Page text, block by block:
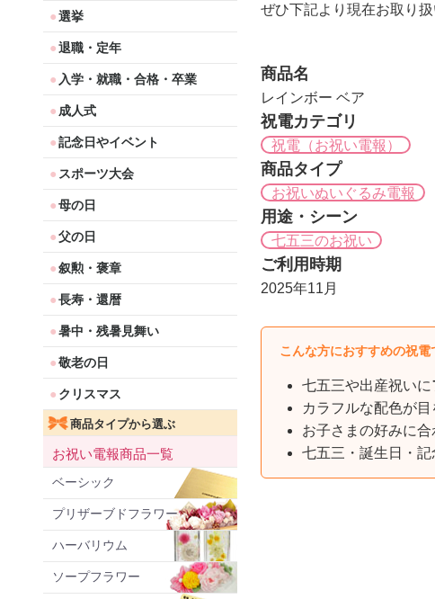
選挙
退職・定年
入学・就職・合格・卒業
成人式
記念日やイベント
スポーツ大会
母の日
父の日
叙勲・褒章
長寿・還暦
暑中・残暑見舞い
敬老の日
クリスマス
商品タイプから選ぶ
お祝い電報商品一覧
ベーシック
プリザーブドフラワー
ハーバリウム
ソープフラワー
ぜひ下記より現在お取り
商品名
レインボー ベア
祝電カテゴリ
祝電（お祝い電報）
商品タイプ
お祝いぬいぐるみ電報
用途・シーン
七五三のお祝い
ご利用時期
2025年11月
こんな方におすすめの祝電
七五三や出産祝いに
カラフルな配色が目
お子さまの好みに合
七五三・誕生日・記